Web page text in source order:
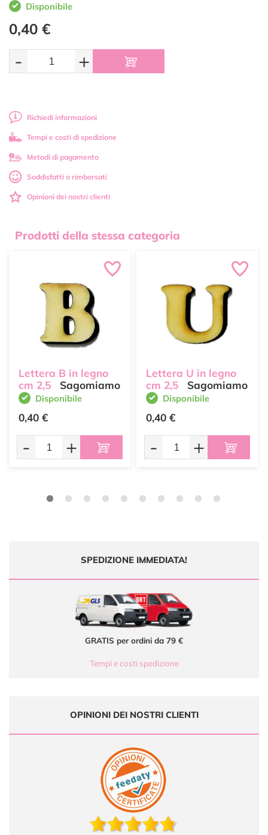
Disponibile
0,40 €
- +
Richiedi informazioni
Tempi e costi di spedizione
Metodi di pagamento
Soddisfatti o rimborsati
Opinioni dei nostri clienti
Prodotti della stessa categoria
Lettera B in legno
cm 2,5
Sagomiamo
Disponibile
0,40 €
- +
Lettera U in legno
cm 2,5
Sagomiamo
Disponibile
0,40 €
- +
SPEDIZIONE IMMEDIATA!
GRATIS per ordini da 79 €
Tempi e costi spedizione
OPINIONI DEI NOSTRI CLIENTI